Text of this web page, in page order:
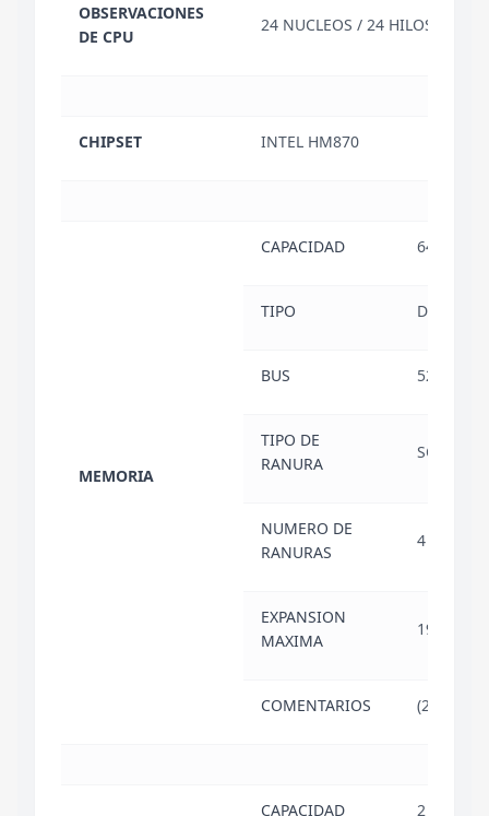
OBSERVACIONES
DE CPU
24 NUCLEOS / 24 HILOS
CHIPSET INTEL HM870
MEMORIA
CAPACIDAD 64 GB
TIPO DDR5
BUS 5200 MHZ
TIPO DE
RANURA
SODIMM
NUMERO DE
RANURAS
4
EXPANSION
MAXIMA
192 GB
COMENTARIOS (2x 32GB)
CAPACIDAD 2 TB